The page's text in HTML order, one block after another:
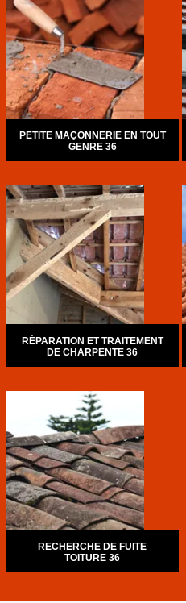
PETITE MAÇONNERIE EN TOUT
GENRE 36
RÉPARATION ET TRAITEMENT
DE CHARPENTE 36
RECHERCHE DE FUITE
TOITURE 36